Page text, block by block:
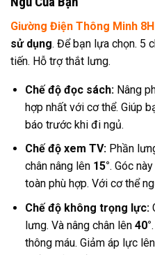
Giường Điện Thông Minh
sử dụng. Để bạn lựa chọn. 5
tiến. Hỗ trợ thắt lưng.
Chế độ đọc sách:Nâng
hợp nhất với cơ thể. Giúp
báo trước khi đi ngủ.
Chế độ xem TV:Phần
chân nâng lên 15°. Góc
toàn phù hợp. Với cơ thể
Chế độ không trọng lực:
lưng. Và nâng chân lên 40°
thông máu. Giảm áp lực